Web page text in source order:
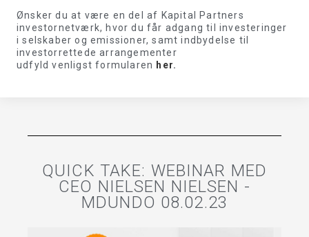
Ønsker du at være en del af Kapital Partners
investornetværk, hvor du får adgang til investeringer
i selskaber og emissioner, samt indbydelse til
investorrettede arrangementer
udfyld venligst formularen her.
QUICK TAKE: WEBINAR MED
CEO NIELSEN NIELSEN -
MDUNDO 08.02.23